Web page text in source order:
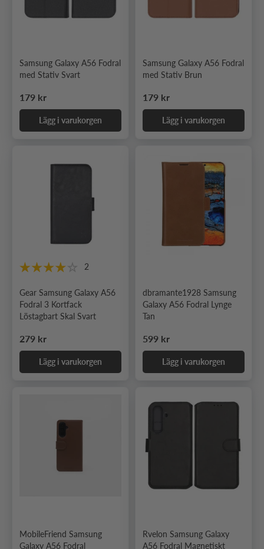
Samsung Galaxy A56 Fodral
med Stativ Svart
Ordinarie pris
179 kr
Lägg i varukorgen
Samsung Galaxy A56 Fodral
med Stativ Brun
Ordinarie pris
179 kr
Lägg i varukorgen
2
Gear Samsung Galaxy A56
Fodral 3 Kortfack
Löstagbart Skal Svart
Ordinarie pris
279 kr
Lägg i varukorgen
dbramante1928 Samsung
Galaxy A56 Fodral Lynge
Tan
Ordinarie pris
599 kr
Lägg i varukorgen
MobileFriend Samsung
Galaxy A56 Fodral
Rvelon Samsung Galaxy
A56 Fodral Magnetiskt